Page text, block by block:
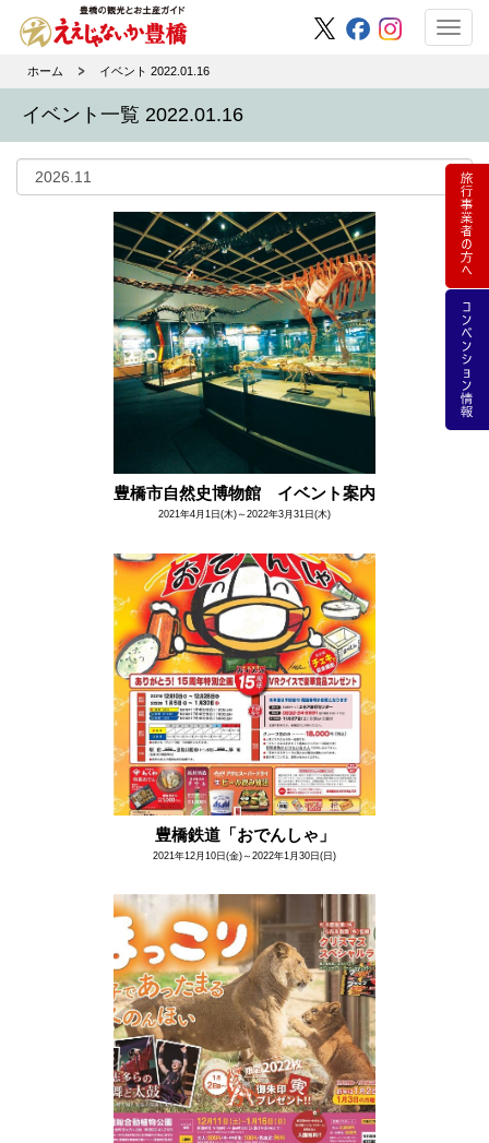
ホーム イベント 2022.01.16
イベント一覧 2022.01.16
豊橋市自然史博物館 イベント案内
2021年4月1日(木)～2022年3月31日(木)
豊橋鉄道「おでんしゃ」
2021年12月10日(金)～2022年1月30日(日)